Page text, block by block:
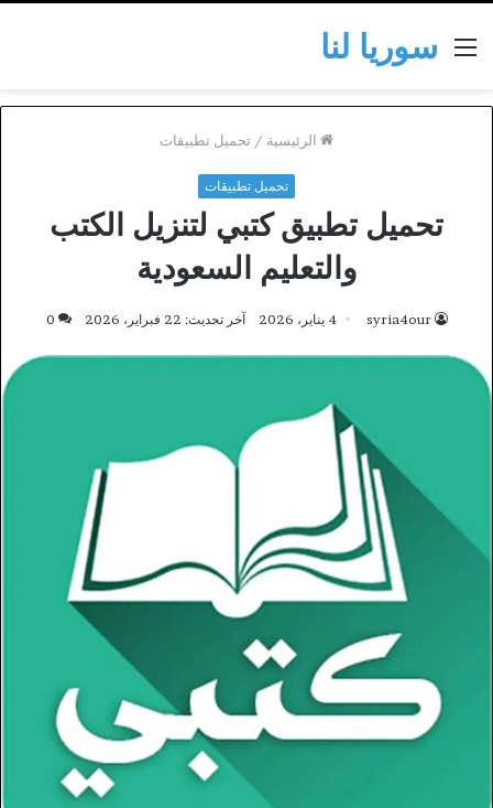
سوريا لناالقائمة
الرئيسية / تحميل تطبيقات
تحميل تطبيقات
تحميل تطبيق كتبي لتنزيل الكتب
والتعليم السعودية
syria4our 4 يناير، 2026 آخر تحديث: 22 فبراير، 2026 0